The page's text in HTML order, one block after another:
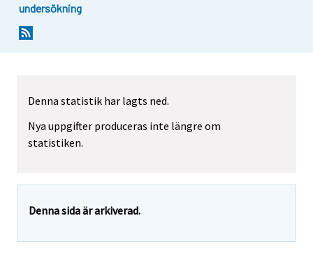
undersökning
Denna statistik har lagts ned.
Nya uppgifter produceras inte längre om
statistiken.
Denna sida är arkiverad.